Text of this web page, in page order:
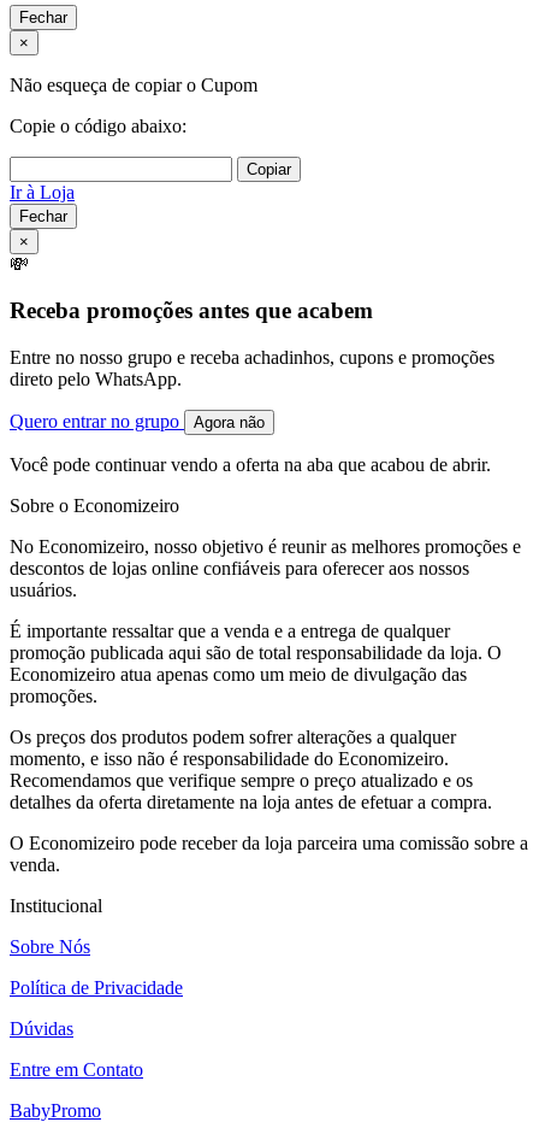
Fechar
×
Não esqueça de copiar o Cupom
Copie o código abaixo:
Copiar
Ir à Loja
Fechar
×
💸
Receba promoções antes que acabem
Entre no nosso grupo e receba achadinhos, cupons e promoções
direto pelo WhatsApp.
Quero entrar no grupo Agora não
Você pode continuar vendo a oferta na aba que acabou de abrir.
Sobre o Economizeiro
No Economizeiro, nosso objetivo é reunir as melhores promoções e
descontos de lojas online confiáveis para oferecer aos nossos
usuários.
É importante ressaltar que a venda e a entrega de qualquer
promoção publicada aqui são de total responsabilidade da loja. O
Economizeiro atua apenas como um meio de divulgação das
promoções.
Os preços dos produtos podem sofrer alterações a qualquer
momento, e isso não é responsabilidade do Economizeiro.
Recomendamos que verifique sempre o preço atualizado e os
detalhes da oferta diretamente na loja antes de efetuar a compra.
O Economizeiro pode receber da loja parceira uma comissão sobre a
venda.
Institucional
Sobre Nós
Política de Privacidade
Dúvidas
Entre em Contato
BabyPromo